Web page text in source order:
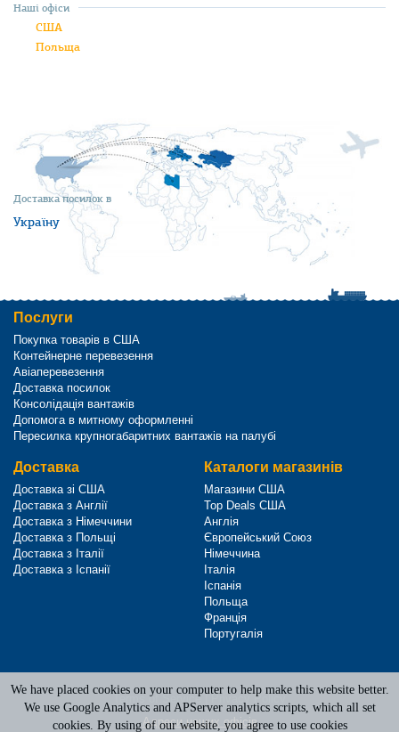
Доставка посилок в
Україну
Наші офіси
США
Польща
Послуги
Покупка товарів в США
Контейнерне перевезення
Авіаперевезення
Доставка посилок
Консолідація вантажів
Допомога в митному оформленні
Пересилка крупногабаритних вантажів на палубі
Доставка
Доставка зі США
Доставка з Англії
Доставка з Німеччини
Доставка з Польщі
Доставка з Італії
Доставка з Іспанії
Каталоги магазинів
Магазини США
Top Deals США
Англія
Європейський Союз
Німеччина
Італія
Іспанія
Польща
Франція
Португалія
Terms of Service
Privacy Policy
Адреси наших офісів
We have placed cookies on your computer to help make this website better.
We use Google Analytics and APServer analytics scripts, which all set
cookies. By using of our website, you agree to use cookies